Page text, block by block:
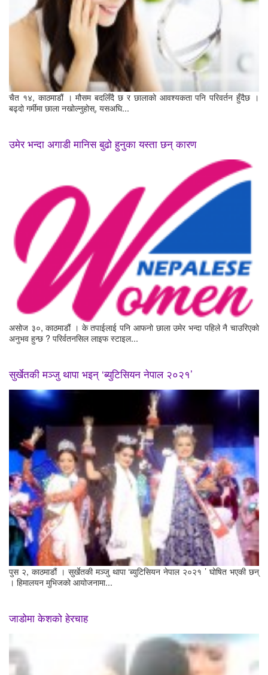
चैत १४, काठमाडौं । मौसम बदलिँदै छ र छालाको आवश्यकता पनि परिवर्तन हुँदैछ ।
बढ्दो गर्मीमा छाला नखोल्नुहोस्, यसअघि...
उमेर भन्दा अगाडी मानिस बुढो हुनुका यस्ता छन् कारण
असोज ३०, काठमाडौं । के तपाईलाई पनि आफनो छाला उमेर भन्दा पहिले नै चाउरिएको
अनुभव हुन्छ ? परिर्वतनसिल लाइफ स्टाइल...
सुर्खेतकी मञ्जु थापा भइन् ‘ब्युटिसियन नेपाल २०२१’
पुस २, काठमाडौं । सुर्खेतकी मञ्जु थापा ‘ब्युटिसियन नेपाल २०२१ ’ घोषित भएकी छन्
। हिमालयन मुभिजको आयोजनामा...
जाडोमा केशको हेरचाह